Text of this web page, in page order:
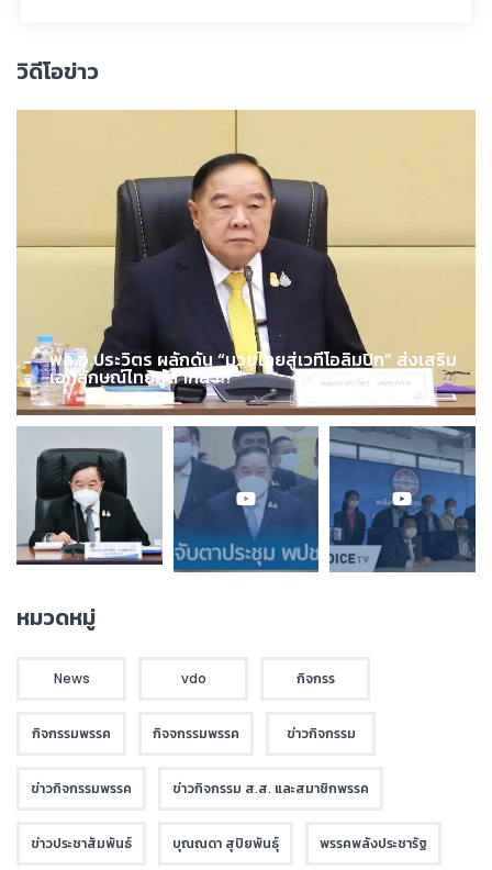
วิดีโอข่าว
พล.อ.ประวิตร ผลักดัน “มวยไทยสู่เวทีโอลิมปิก” ส่งเสริม
เอกลักษณ์ไทยสู่สากล !!!
หมวดหมู่
News vdo กิจกรร
กิจกรรมพรรค กิจจกรรมพรรค ข่าวกิจกรรม
ข่าวกิจกรรมพรรค ข่าวกิจกรรม ส.ส. และสมาชิกพรรค
ข่าวประชาสัมพันธ์ บุณณดา สุปิยพันธุ์ พรรคพลังประชารัฐ